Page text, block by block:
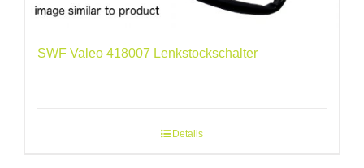
SWF Valeo 418007 Lenkstockschalter
Details